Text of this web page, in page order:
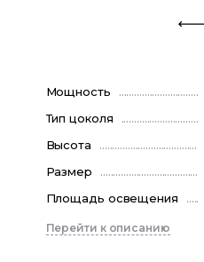
Мощность
Тип цоколя
Высота
Размер
Площадь освещения
Перейти к описанию